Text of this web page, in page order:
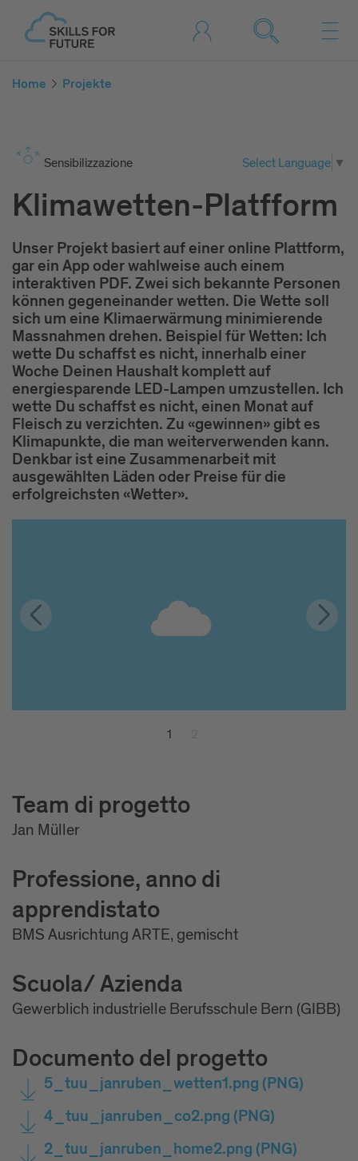
Home Projekte
Sensibilizzazione Select Language ▼
Klimawetten-Platfform
Unser Projekt basiert auf einer online Plattform,
gar ein App oder wahlweise auch einem
interaktiven PDF. Zwei sich bekannte Personen
können gegeneinander wetten. Die Wette soll
sich um eine Klimaerwärmung minimierende
Massnahmen drehen. Beispiel für Wetten: Ich
wette Du schaffst es nicht, innerhalb einer
Woche Deinen Haushalt komplett auf
energiesparende LED-Lampen umzustellen. Ich
wette Du schaffst es nicht, einen Monat auf
Fleisch zu verzichten. Zu «gewinnen» gibt es
Klimapunkte, die man weiterverwenden kann.
Denkbar ist eine Zusammenarbeit mit
ausgewählten Läden oder Preise für die
erfolgreichsten «Wetter».
1
Team di progetto
Jan Müller
Professione, anno di
apprendistato
BMS Ausrichtung ARTE, gemischt
Scuola/ Azienda
Gewerblich industrielle Berufsschule Bern (GIBB)
Documento del progetto
5_tuu_janruben_wetten1.png (PNG)
4_tuu_janruben_co2.png (PNG)
2_tuu_janruben_home2.png (PNG)